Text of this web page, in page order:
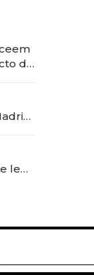
de
le